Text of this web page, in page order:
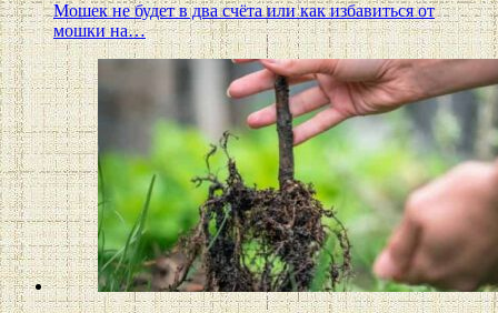
Мошек не будет в два счёта или как избавиться от
мошки на…